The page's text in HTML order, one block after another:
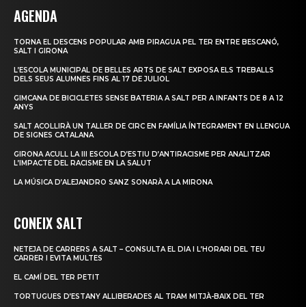
AGENDA
TORNA EL DESCENS POPULAR AMB PIRAGUA PEL TER ENTRE BESCANÓ,
SALT I GIRONA
L’ESCOLA MUNICIPAL DE BELLES ARTS DE SALT EXPOSA ELS TREBALLS
DELS SEUS ALUMNES FINS AL 17 DE JULIOL
GIMCANA DE BICICLETES SENSE BATERIA A SALT PER A INFANTS DE 8 A 12
ANYS
SALT ACOLLIRÀ UN TALLER DE CIRC EN FAMÍLIA ÍNTEGRAMENT EN LLENGUA
DE SIGNES CATALANA
GIRONA ACULL LA III ESCOLA D’ESTIU D’ANTIRACISME PER ANALITZAR
L’IMPACTE DEL RACISME EN LA SALUT
LA MÚSICA D’ALEJANDRO SANZ SONARÀ A LA MIRONA
CONEIX SALT
NETEJA DE CARRERS A SALT – CONSULTA EL DIA I L’HORARI DEL TEU
CARRER I EVITA MULTES
EL CAMÍ DEL TER PETIT
TORTUGUES D’ESTANY ALLIBERADES AL TRAM MITJÀ-BAIX DEL TER